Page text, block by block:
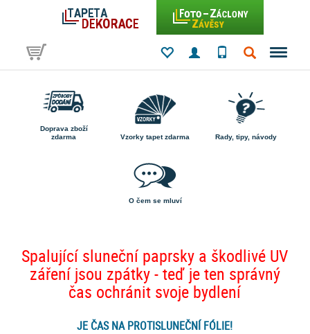
Doprava zboží
zdarma
Vzorky tapet zdarma Rady, tipy, návody
O čem se mluví
Spalující sluneční paprsky a škodlivé UV
záření jsou zpátky - teď je ten správný
čas ochránit svoje bydlení
JE ČAS NA PROTISLUNEČNÍ FÓLIE!